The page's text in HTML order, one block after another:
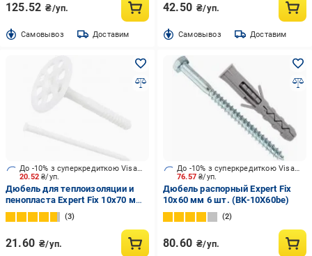
125.52 ₴/уп.
Cамовывоз Доставим
42.50 ₴/уп.
Cамовывоз Доставим
20.52₴/уп.
До -10% з суперкредиткою Visa Вигода
Дюбель для теплоизоляции и
пенопласта Expert Fix 10x70 мм
5 шт. (LI-10X701me)
3
21.60 ₴/уп.
76.57₴/уп.
До -10% з суперкредиткою Visa Вигода
Дюбель распорный Expert Fix
10x60 мм 6 шт. (BK-10X60be)
2
80.60 ₴/уп.